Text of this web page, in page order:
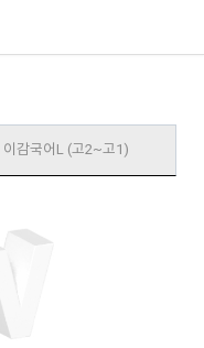
이감국어L (고2~고1)